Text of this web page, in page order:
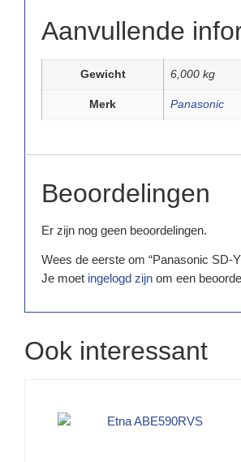
Aanvullende
Gewicht 6,000 kg
Merk Panasonic
Beoordelingen
Er zijn nog geen beoordelingen.
Wees de eerste om “Panasonic SD-
Je moet ingelogd zijn om een
Ook interessant